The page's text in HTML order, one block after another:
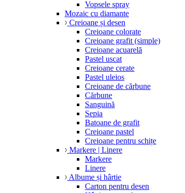
Vopsele spray
Mozaic cu diamante
Creioane și desen
Creioane colorate
Creioane grafit (simple)
Creioane acuarelă
Pastel uscat
Creioane cerate
Pastel uleios
Creioane de cărbune
Cărbune
Sanguină
Sepia
Batoane de grafit
Creioane pastel
Creioane pentru schițe
Markere | Linere
Markere
Linere
Albume și hârtie
Carton pentru desen